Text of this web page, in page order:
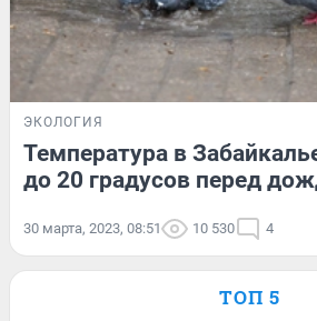
ЭКОЛОГИЯ
Температура в
до 20 градусов перед
30 марта, 2023, 08:51 10 530 4
ТОП 5